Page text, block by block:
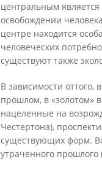
центральным является
освобождении
центре находится
человеческих
существуют также
В зависимости
прошлом, в «золотом»
нацеленные на
Честертона),
существующих форм.
утраченного прошлого